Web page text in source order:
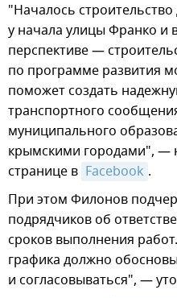
"Началось
у начала улицы Франко и
перспективе —
по программе развития
поможет создать
транспортного
муниципального
крымскими городами", —
странице в Facebook .
При этом Филонов
подрядчиков об
сроков выполнения
графика должно
и согласовываться", —